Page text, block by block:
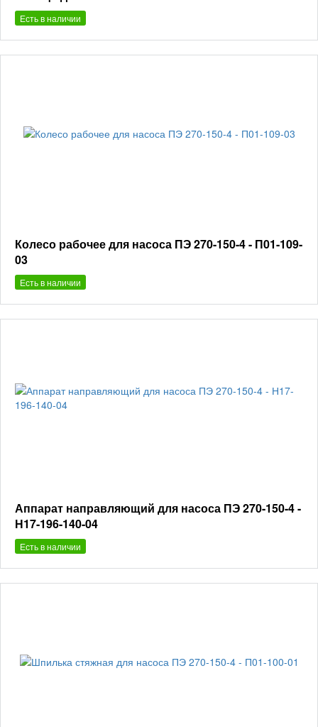
Есть в наличии
Колесо рабочее для насоса ПЭ 270-150-4 - П01-109-
03
Есть в наличии
Аппарат направляющий для насоса ПЭ 270-150-4 -
Н17-196-140-04
Есть в наличии